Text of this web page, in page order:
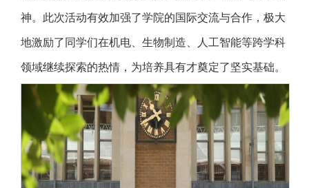
神。此次活动有效加强了学院的国际交流与合作，极大
地激励了同学们在机电、生物制造、人工智能等跨学科
领域继续探索的热情，为培养具有才奠定了坚实基础。